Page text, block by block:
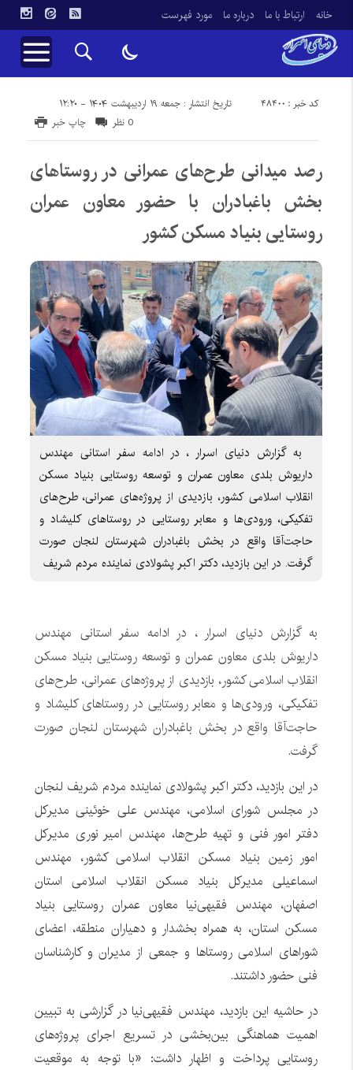
خانه ارتباط با ما درباره ما مورد فهرست
تاریخ انتشار : جمعه ۱۹ اردیبهشت ۱۴۰۴ - ۱۲:۲۰ کد خبر : 48400
چاپ خبر 0 نظر
رصد میدانی طرح‌های عمرانی در روستاهای
بخش باغبادران با حضور معاون عمران
روستایی بنیاد مسکن کشور
به گزارش دنیای اسرار ، در ادامه سفر استانی مهندس
داریوش بلدی معاون عمران و توسعه روستایی بنیاد مسکن
انقلاب اسلامی کشور، بازدیدی از پروژه‌های عمرانی، طرح‌های
تفکیکی، ورودی‌ها و معابر روستایی در روستاهای کلیشاد و
حاجت‌آقا واقع در بخش باغبادران شهرستان لنجان صورت
گرفت. در این بازدید، دکتر اکبر پشولادی نماینده مردم شریف
به گزارش دنیای اسرار ، در ادامه سفر استانی مهندس
داریوش بلدی معاون عمران و توسعه روستایی بنیاد مسکن
انقلاب اسلامی کشور، بازدیدی از پروژه‌های عمرانی، طرح‌های
تفکیکی، ورودی‌ها و معابر روستایی در روستاهای کلیشاد و
حاجت‌آقا واقع در بخش باغبادران شهرستان لنجان صورت
گرفت.
در این بازدید، دکتر اکبر پشولادی نماینده مردم شریف لنجان
در مجلس شورای اسلامی، مهندس علی خوئینی مدیرکل
دفتر امور فنی و تهیه طرح‌ها، مهندس امیر نوری مدیرکل
امور زمین بنیاد مسکن انقلاب اسلامی کشور، مهندس
اسماعیلی مدیرکل بنیاد مسکن انقلاب اسلامی استان
اصفهان، مهندس فقیهی‌نیا معاون عمران روستایی بنیاد
مسکن استان، به همراه بخشدار و دهیاران منطقه، اعضای
شوراهای اسلامی روستاها و جمعی از مدیران و کارشناسان
فنی حضور داشتند.
در حاشیه این بازدید، مهندس فقیهی‌نیا در گزارشی به تبیین
اهمیت هماهنگی بین‌بخشی در تسریع اجرای پروژه‌های
روستایی پرداخت و اظهار داشت: «با توجه به موقعیت